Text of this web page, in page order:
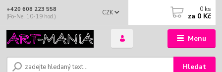
Menu
CZK
Hledat
+420 608 223 558
(Po-Ne, 10-19 hod.)
0 ks
za 0 Kč